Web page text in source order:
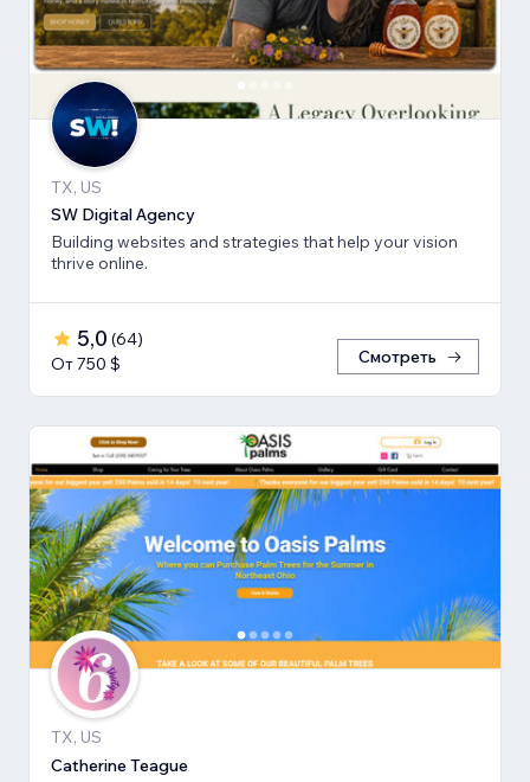
TX, US
SW Digital Agency
Building websites and strategies that help your vision
thrive online.
5,0 (64)
От 750 $
Смотреть
TX, US
Catherine Teague